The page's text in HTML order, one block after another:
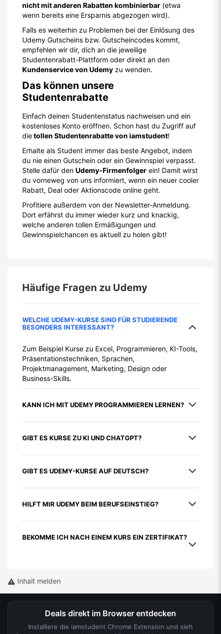
nicht mit anderen Rabatten kombinierbar (etwa
wenn bereits eine Ersparnis abgezogen wird).
Falls es weiterhin zu Problemen bei der Einlösung des
Udemy Gutscheins bzw. Gutscheincodes kommt,
empfehlen wir dir, dich an die jeweilige
Studentenrabatt-Plattform oder direkt an den
Kundenservice von Udemy zu wenden.
Das können unsere
Studentenrabatte
Einfach deinen Studentenstatus nachweisen und ein
kostenloses Konto eröffnen. Schon hast du Zugriff auf
dietollen Studentenrabatte von iamstudent!
Erhalte als Student immer das beste Angebot, indem
du nie einen Gutschein oder ein Gewinnspiel verpasst.
Stelle dafür den Udemy-Firmenfolger ein! Damit wirst
du vorneweg von uns informiert, wenn ein neuer cooler
Rabatt, Deal oder Aktionscode online geht.
Profitiere außerdem von der Newsletter-Anmeldung.
Dort erfährst du immer wieder kurz und knackig,
welche anderen tollen Ermäßigungen und
Gewinnspielchancen es aktuell zu holen gibt!
Häufige Fragen zu Udemy
WELCHE UDEMY-KURSE SIND FÜR STUDIERENDE
BESONDERS INTERESSANT?
Zum Beispiel Kurse zu Excel, Programmieren, KI-Tools,
Präsentationstechniken, Sprachen,
Projektmanagement, Marketing, Design oder
Business-Skills.
KANN ICH MIT UDEMY PROGRAMMIEREN LERNEN?
GIBT ES KURSE ZU KI UND CHATGPT?
GIBT ES UDEMY-KURSE AUF DEUTSCH?
HILFT MIR UDEMY BEIM BERUFSEINSTIEG?
BEKOMME ICH NACH EINEM KURS EIN ZERTIFIKAT?
Inhalt melden
Deals direkt im Browser entdecken
Installiere die iamstudent Chrome Extension und sieh